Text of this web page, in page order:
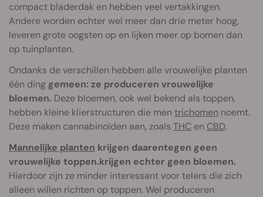
compact bladerdak en hebben veel vertakkingen.
Andere worden echter wel meer dan drie meter hoog,
leveren grote oogsten op en lijken meer op bomen dan
op tuinplanten.
Ondanks de verschillen hebben alle vrouwelijke planten
één ding gemeen: ze produceren vrouwelijke
bloemen. Deze bloemen, ook wel bekend als toppen,
hebben kleine klierstructuren die men trichomen noemt.
Deze maken cannabinoïden aan, zoals THC en CBD.
Mannelijke planten krijgen daarentegen geen
vrouwelijke toppen.krijgen echter geen bloemen.
Hierdoor zijn ze minder interessant voor telers die zich
alleen willen richten op toppen. Wel produceren